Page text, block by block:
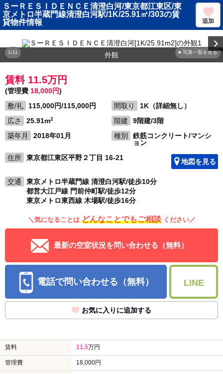
ＳーＲＥＳＩＤＥＮＣＥ清澄白河/東京都江東区/東
京メトロ半蔵門線清澄白河駅/1K/25.91㎡/303の賃
貸物件情報
追加
■ 写真一覧を見る
1/11 外観
賃料 11.5万円
(管理費 18,000円)
敷/礼
115,000円/115,000円 間取り
1K（詳細無し）
広さ
25.91m2 階建
9階建/3階
築年月
2018年01月 種別
鉄筋コンクリート/マンシ
ョン
住所
東京都江東区平野２丁目 16-21 地図を見る
交通
東京メトロ半蔵門線 清澄白河駅/徒歩10分
都営大江戸線 門前仲町駅/徒歩12分
東京メトロ東西線 木場駅/徒歩16分
＼気になることは どんなことでもご相談 ください／
最新の空室状況を問い合わせる（無料）
電話で問い合わせる（無料） LINE
お気に入りに追加する
賃料 11.5万円
管理費 18,000円